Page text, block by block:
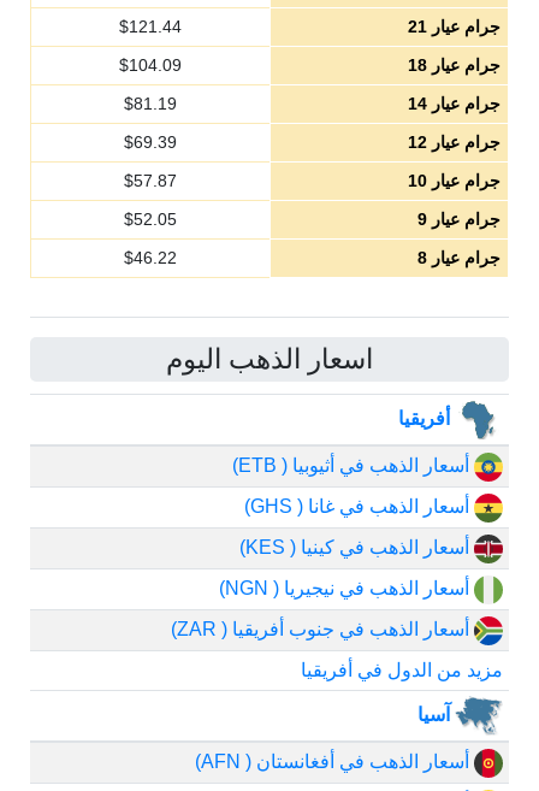
جرام عيار 21
$121.44
جرام عيار 18
$104.09
جرام عيار 14
$81.19
جرام عيار 12
$69.39
جرام عيار 10
$57.87
جرام عيار 9
$52.05
جرام عيار 8
$46.22
اسعار الذهب اليوم
أفريقيا
أسعار الذهب في أثيوبيا ( ETB)
أسعار الذهب في غانا ( GHS)
أسعار الذهب في كينيا ( KES)
أسعار الذهب في نيجيريا ( NGN)
أسعار الذهب في جنوب أفريقيا ( ZAR)
مزيد من الدول في أفريقيا
آسيا
أسعار الذهب في أفغانستان ( AFN)